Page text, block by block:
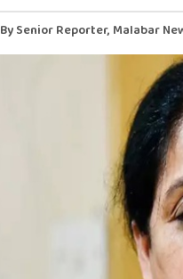
By Senior Reporter, Malabar